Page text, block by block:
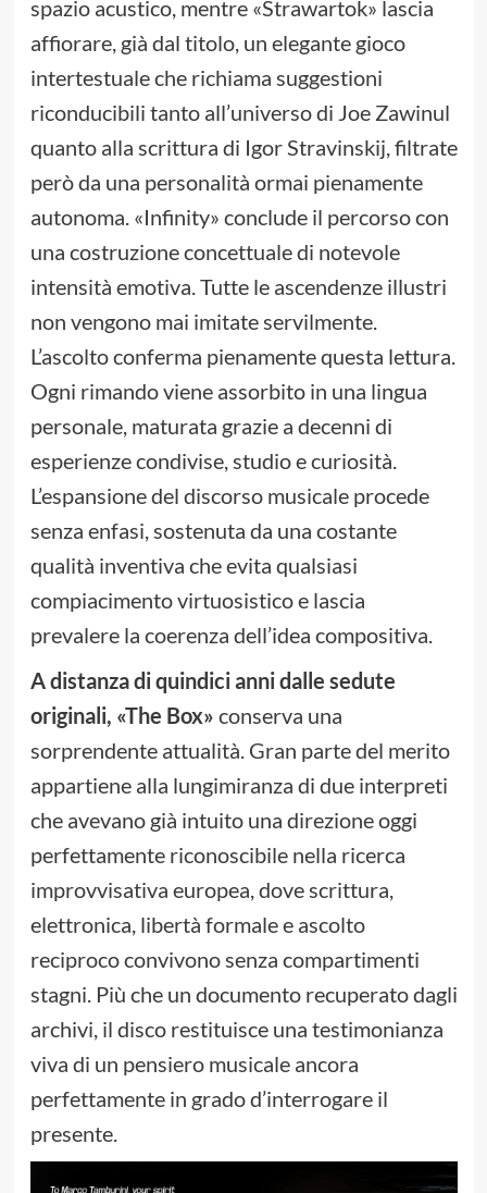
spazio acustico, mentre «Strawartok» lascia
affiorare, già dal titolo, un elegante gioco
intertestuale che richiama suggestioni
riconducibili tanto all’universo di Joe Zawinul
quanto alla scrittura di Igor Stravinskij, filtrate
però da una personalità ormai pienamente
autonoma. «Infinity» conclude il percorso con
una costruzione concettuale di notevole
intensità emotiva. Tutte le ascendenze illustri
non vengono mai imitate servilmente.
L’ascolto conferma pienamente questa lettura.
Ogni rimando viene assorbito in una lingua
personale, maturata grazie a decenni di
esperienze condivise, studio e curiosità.
L’espansione del discorso musicale procede
senza enfasi, sostenuta da una costante
qualità inventiva che evita qualsiasi
compiacimento virtuosistico e lascia
prevalere la coerenza dell’idea compositiva.
A distanza di quindici anni dalle sedute
originali, «The Box» conserva una
sorprendente attualità. Gran parte del merito
appartiene alla lungimiranza di due interpreti
che avevano già intuito una direzione oggi
perfettamente riconoscibile nella ricerca
improvvisativa europea, dove scrittura,
elettronica, libertà formale e ascolto
reciproco convivono senza compartimenti
stagni. Più che un documento recuperato dagli
archivi, il disco restituisce una testimonianza
viva di un pensiero musicale ancora
perfettamente in grado d’interrogare il
presente.